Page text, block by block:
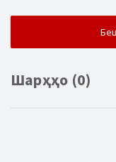
Шарҳҳо (0)